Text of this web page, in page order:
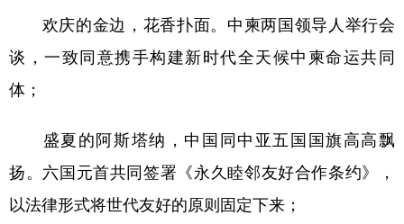
欢庆的金边，花香扑面。中柬两国领导人举行会
谈，一致同意携手构建新时代全天候中柬命运共同
体；
盛夏的阿斯塔纳，中国同中亚五国国旗高高飘
扬。六国元首共同签署《永久睦邻友好合作条约》，
以法律形式将世代友好的原则固定下来；